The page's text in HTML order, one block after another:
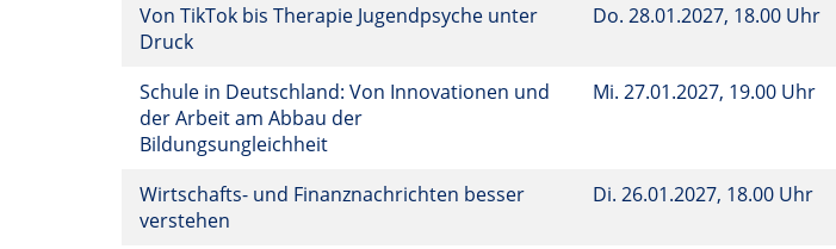
Von TikTok bis Therapie Jugendpsyche unter
Druck
Do. 28.01.2027, 18.00 Uhr
Schule in Deutschland: Von Innovationen und
der Arbeit am Abbau der
Bildungsungleichheit
Mi. 27.01.2027, 19.00 Uhr
Wirtschafts- und Finanznachrichten besser
verstehen
Di. 26.01.2027, 18.00 Uhr